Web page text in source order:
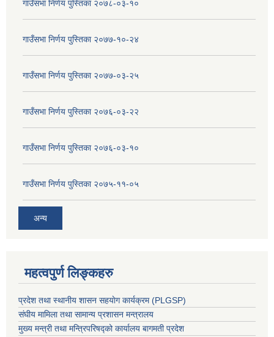
गाउँसभा निर्णय पुस्तिका २०७८-०३-१०
गाउँसभा निर्णय पुस्तिका २०७७-१०-२४
गाउँसभा निर्णय पुस्तिका २०७७-०३-२५
गाउँसभा निर्णय पुस्तिका २०७६-०३-२२
गाउँसभा निर्णय पुस्तिका २०७६-०३-१०
गाउँसभा निर्णय पुस्तिका २०७५-११-०५
अन्य
महत्वपुर्ण लिङ्कहरु
प्रदेश तथा स्थानीय शासन सहयाेग कार्यक्रम (PLGSP)
संघीय मामिला तथा सामान्य प्रशासन मन्त्रालय
मुख्य मन्त्री तथा मन्त्रिपरिषद्को कार्यालय बागमती प्रदेश